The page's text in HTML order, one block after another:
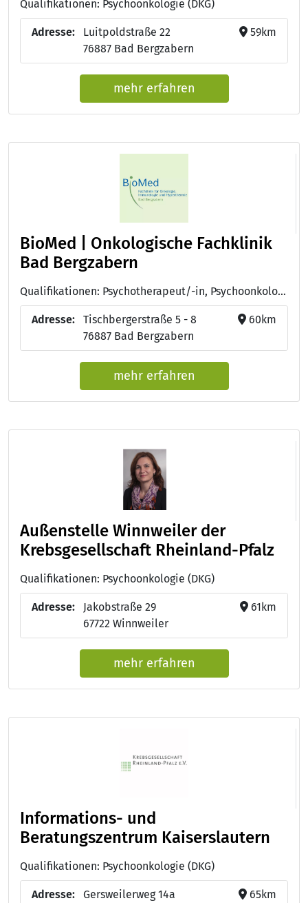
Qualifikationen: Psychoonkologie (DKG)
Adresse:
Luitpoldstraße 22
76887 Bad Bergzabern
59km
mehr erfahren
BioMed | Onkologische Fachklinik
Bad Bergzabern
Qualifikationen: Psychotherapeut/-in, Psychoonkologie
Adresse:
Tischbergerstraße 5 - 8
76887 Bad Bergzabern
60km
mehr erfahren
Außenstelle Winnweiler der
Krebsgesellschaft Rheinland-Pfalz
Qualifikationen: Psychoonkologie (DKG)
Adresse:
Jakobstraße 29
67722 Winnweiler
61km
mehr erfahren
Informations- und
Beratungszentrum Kaiserslautern
Qualifikationen: Psychoonkologie (DKG)
Adresse:
Gersweilerweg 14a
65km